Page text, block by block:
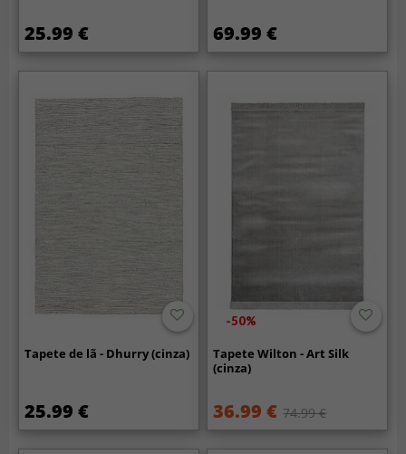
25.99 € 69.99 €
Tapete de lã - Dhurry (cinza)
25.99 €
-50%
Tapete Wilton - Art Silk
(cinza)
36.99 € 74.99 €